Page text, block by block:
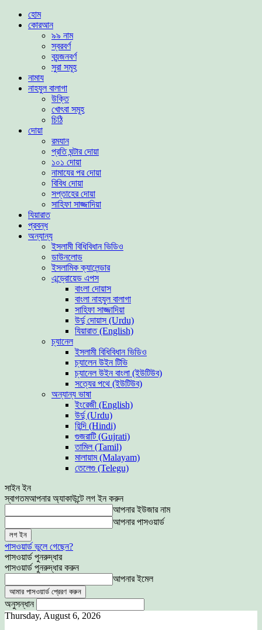
হোম
কোরআন
৯৯ নাম
স্বরবর্ণ
ব্যন্জনবর্ণ
সুরা সমূহ
নামায
নাহযুল বালাগা
উক্তি
খোৎবা সমূহ
চিঠি
দোয়া
রমযান
প্রতি ঘন্টার দোয়া
১০১ দোয়া
নামাযের পর দোয়া
বিবিধ দোয়া
সপ্তাহের দোয়া
সাহিফা সাজ্জাদিয়া
যিয়ারাত
প্রবন্ধ
অন্যান্য
ইসলামী বিধিবিধান ভিডিও
ডাউনলোড
ইসলামিক ক্যালেন্ডার
এন্ড্রোয়েড এপস
বাংলা দোয়াস
বাংলা নাহযুল বালাগা
সাহিফা সাজ্জাদিয়া
উর্দু দোয়াস (Urdu)
যিয়ারাত (English)
চ্যানেল
ইসলামী বিধিবিধান ভিডিও
চ্যালেন উইন টিভি
চ্যানেল উইন বাংলা (ইউটিউব)
সত্যের পথে (ইউটিউব)
অন্যান্য ভাষা
ইংরেজী (English)
উর্দু (Urdu)
হিন্দি (Hindi)
গুজরাটি (Gujrati)
তামিল (Tamil)
মালায়াম (Malayam)
তেলেগু (Telegu)
সাইন ইন
স্বাগতমআপনার অ্যাকাউন্টে লগ ইন করুন
আপনার ইউজার নাম
আপনার পাসওয়ার্ড
পাসওয়ার্ড ভুলে গেছেন?
পাসওয়ার্ড পুনরুদ্ধার
পাসওয়ার্ড পুনরুদ্ধার করুন
আপনার ইমেল
অনুসন্ধান
Thursday, August 6, 2026